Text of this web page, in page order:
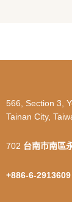
566, Section 3,
Tainan City,
702 台南市南區
+886-6-2913609